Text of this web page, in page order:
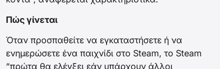
Πώς γίνεται
Όταν προσπαθείτε να εγκαταστήσετε ή να
ενημερώσετε ένα παιχνίδι στο Steam, το Steam
“πρώτα θα ελέγξει εάν υπάρχουν άλλοι